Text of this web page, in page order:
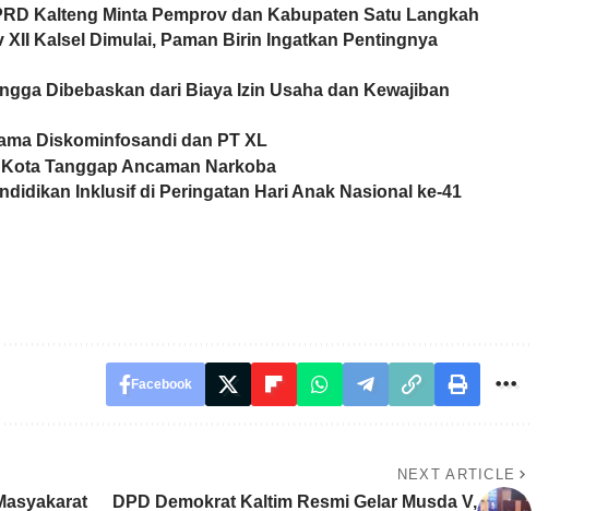
Kalteng Minta Pemprov dan Kabupaten Satu Langkah
Kalsel Dimulai, Paman Birin Ingatkan Pentingnya
Dibebaskan dari Biaya Izin Usaha dan Kewajiban
Diskominfosandi dan PT XL
Tanggap Ancaman Narkoba
Inklusif di Peringatan Hari Anak Nasional ke-41
Facebook
NEXT ARTICLE
DPD Demokrat Kaltim Resmi Gelar Musda V,